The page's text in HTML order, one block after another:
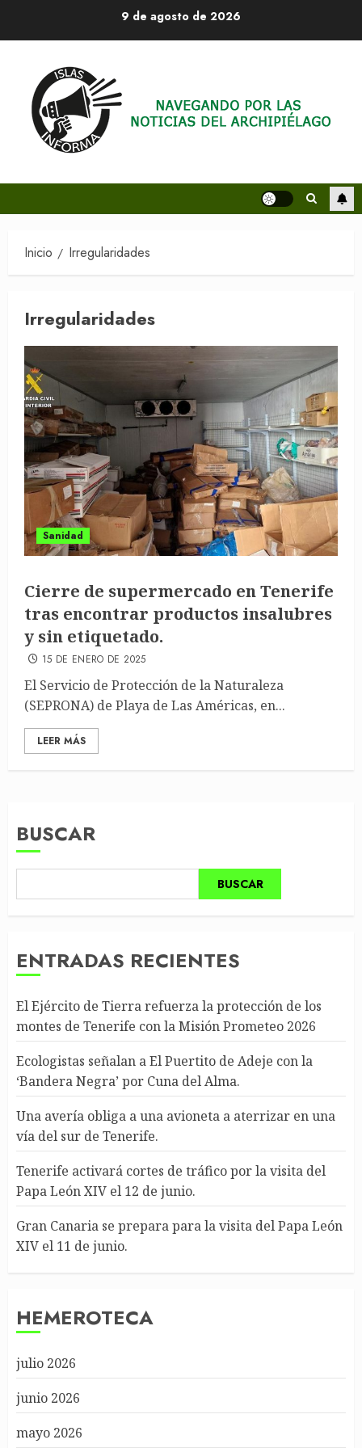
9 de agosto de 2026
Inicio Irregularidades
Irregularidades
Sanidad
Cierre de supermercado en Tenerife
tras encontrar productos insalubres
y sin etiquetado.
15 DE ENERO DE 2025
El Servicio de Protección de la Naturaleza
(SEPRONA) de Playa de Las Américas, en...
LEER MÁS
BUSCAR
BUSCAR
ENTRADAS RECIENTES
El Ejército de Tierra refuerza la protección de los
montes de Tenerife con la Misión Prometeo 2026
Ecologistas señalan a El Puertito de Adeje con la
‘Bandera Negra’ por Cuna del Alma.
Una avería obliga a una avioneta a aterrizar en una
vía del sur de Tenerife.
Tenerife activará cortes de tráfico por la visita del
Papa León XIV el 12 de junio.
Gran Canaria se prepara para la visita del Papa León
XIV el 11 de junio.
HEMEROTECA
julio 2026
junio 2026
mayo 2026